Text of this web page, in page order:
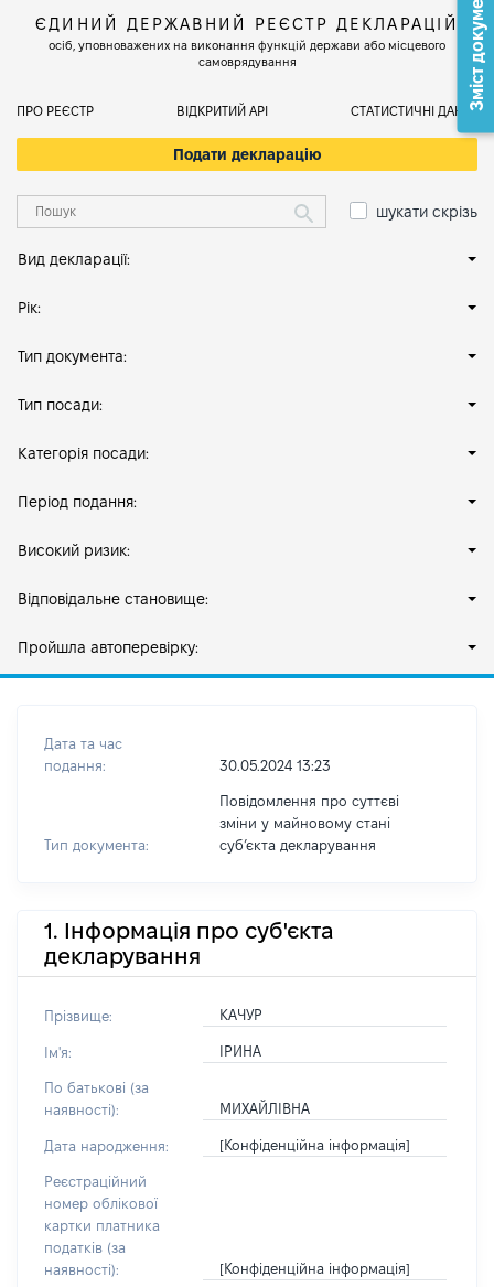
ЄДИНИЙ ДЕРЖАВНИЙ РЕЄСТР ДЕКЛАРАЦІЙ
осіб, уповноважених на виконання функцій держави або місцевого
самоврядування
ПРО РЕЄСТР ВІДКРИТИЙ АРІ СТАТИСТИЧНІ ДАНІ
Подати декларацію
шукати скрізь
Вид декларації:
Рік:
Тип документа:
Тип посади:
Категорія посади:
Період подання:
Високий ризик:
Відповідальне становище:
Пройшла автоперевірку:
Дата та час
подання:
30.05.2024 13:23
Тип документа:
Повідомлення про суттєві
зміни у майновому стані
субʼєкта декларування
1. Інформація про суб'єкта
декларування
Прізвище: КАЧУР
Ім'я: ІРИНА
По батькові (за
наявності):
МИХАЙЛІВНА
Дата народження: [Конфіденційна інформація]
Реєстраційний
номер облікової
картки платника
податків (за
наявності):
[Конфіденційна інформація]
Зміст документа